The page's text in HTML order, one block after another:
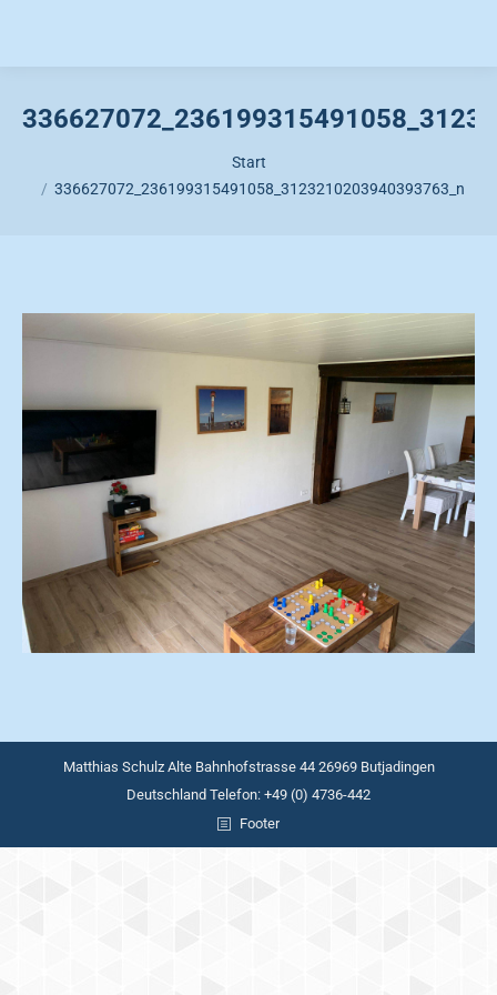
Start
336627072_236199315491058_3123210203940393763_n
Matthias Schulz Alte Bahnhofstrasse 44 26969 Butjadingen
Deutschland Telefon: +49 (0) 4736-442
Footer